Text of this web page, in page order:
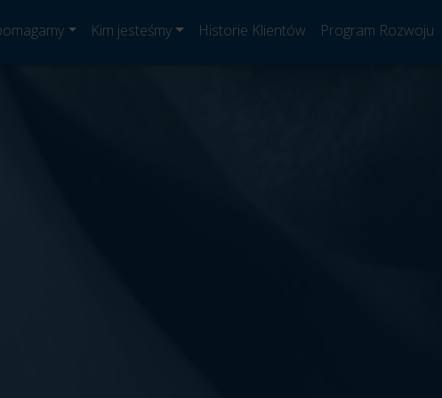
Kim jesteśmy Historie Klientów Program Rozwoju